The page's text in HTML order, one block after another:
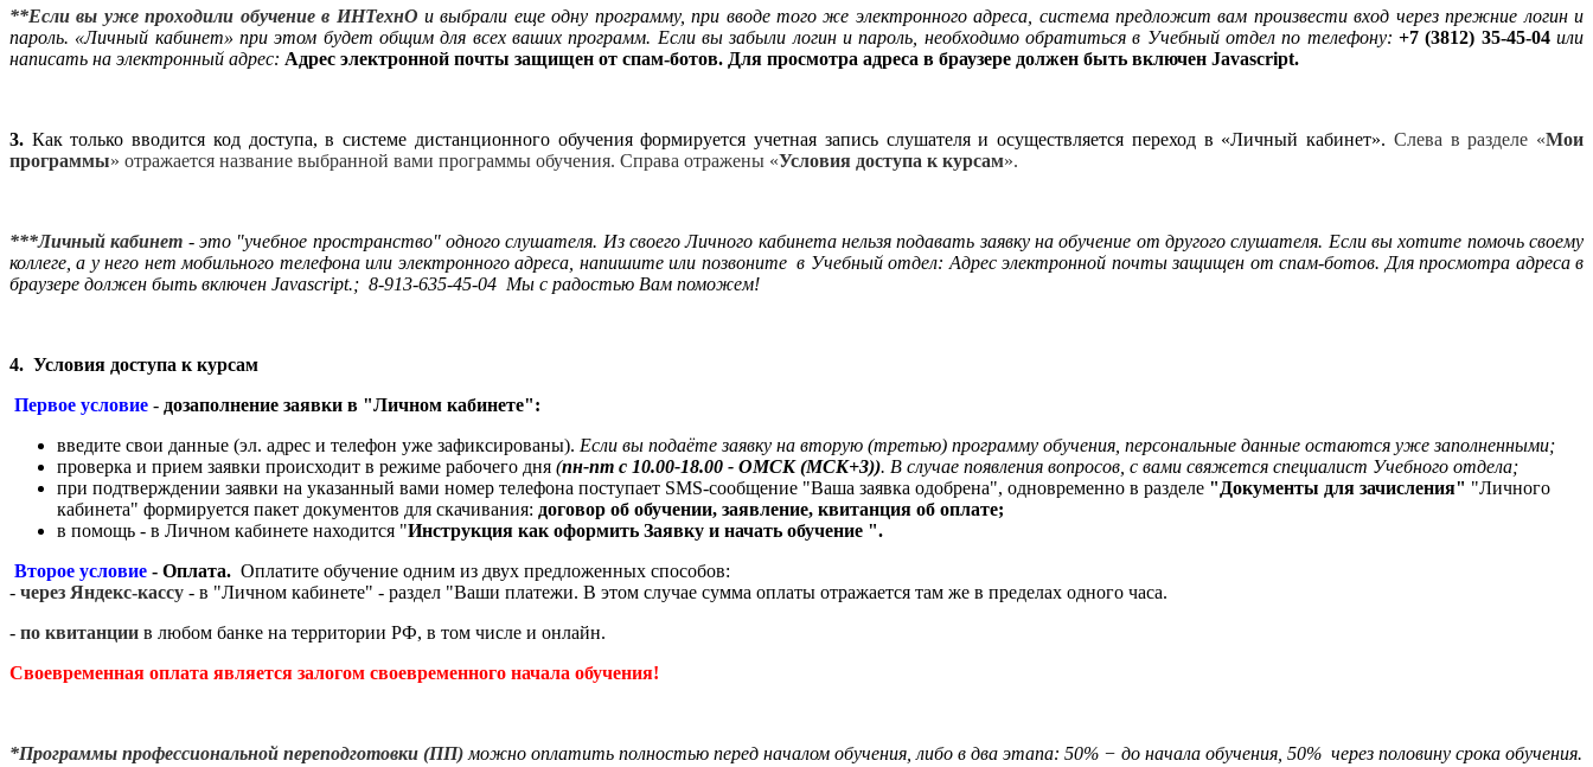
**Если вы уже проходили обучение в ИНТехнО и выбрали еще одну программу, при вводе того же электронного адреса, система предложит вам произвести вход через прежние логин и
пароль. «Личный кабинет» при этом будет общим для всех ваших программ. Если вы забыли логин и пароль, необходимо обратиться в Учебный отдел по телефону: +7 (3812) 35-45-04 или
написать на электронный адрес: Адрес электронной почты защищен от спам-ботов. Для просмотра адреса в браузере должен быть включен Javascript.
3. Как только вводится код доступа, в системе дистанционного обучения формируется учетная запись слушателя и осуществляется переход в «Личный кабинет». Слева в разделе «Мои
программы» отражается название выбранной вами программы обучения. Справа отражены «Условия доступа к курсам».
***Личный кабинет - это "учебное пространство" одного слушателя. Из своего Личного кабинета нельзя подавать заявку на обучение от другого слушателя. Если вы хотите помочь своему
коллеге, а у него нет мобильного телефона или электронного адреса, напишите или позвоните в Учебный отдел: Адрес электронной почты защищен от спам-ботов. Для просмотра адреса в
браузере должен быть включен Javascript.; 8-913-635-45-04 Мы с радостью Вам поможем!
4. Условия доступа к курсам
Первое условие - дозаполнение заявки в "Личном кабинете":
введите свои данные (эл. адрес и телефон уже зафиксированы). Если вы подаёте заявку на вторую (третью) программу обучения, персональные данные остаются уже заполненными;
проверка и прием заявки происходит в режиме рабочего дня (пн-пт с 10.00-18.00 - ОМСК (МСК+3)). В случае появления вопросов, с вами свяжется специалист Учебного отдела;
при подтверждении заявки на указанный вами номер телефона поступает SMS-сообщение "Ваша заявка одобрена", одновременно в разделе "Документы для зачисления" "Личного
кабинета" формируется пакет документов для скачивания: договор об обучении, заявление, квитанция об оплате;
в помощь - в Личном кабинете находится "Инструкция как оформить Заявку и начать обучение ".
Второе условие - Оплата. Оплатите обучение одним из двух предложенных способов:
- через Яндекс-кассу - в "Личном кабинете" - раздел "Ваши платежи. В этом случае сумма оплаты отражается там же в пределах одного часа.
- по квитанции в любом банке на территории РФ, в том числе и онлайн.
Своевременная оплата является залогом своевременного начала обучения!
*Программы профессиональной переподготовки (ПП) можно оплатить полностью перед началом обучения, либо в два этапа: 50% − до начала обучения, 50% через половину срока обучения.